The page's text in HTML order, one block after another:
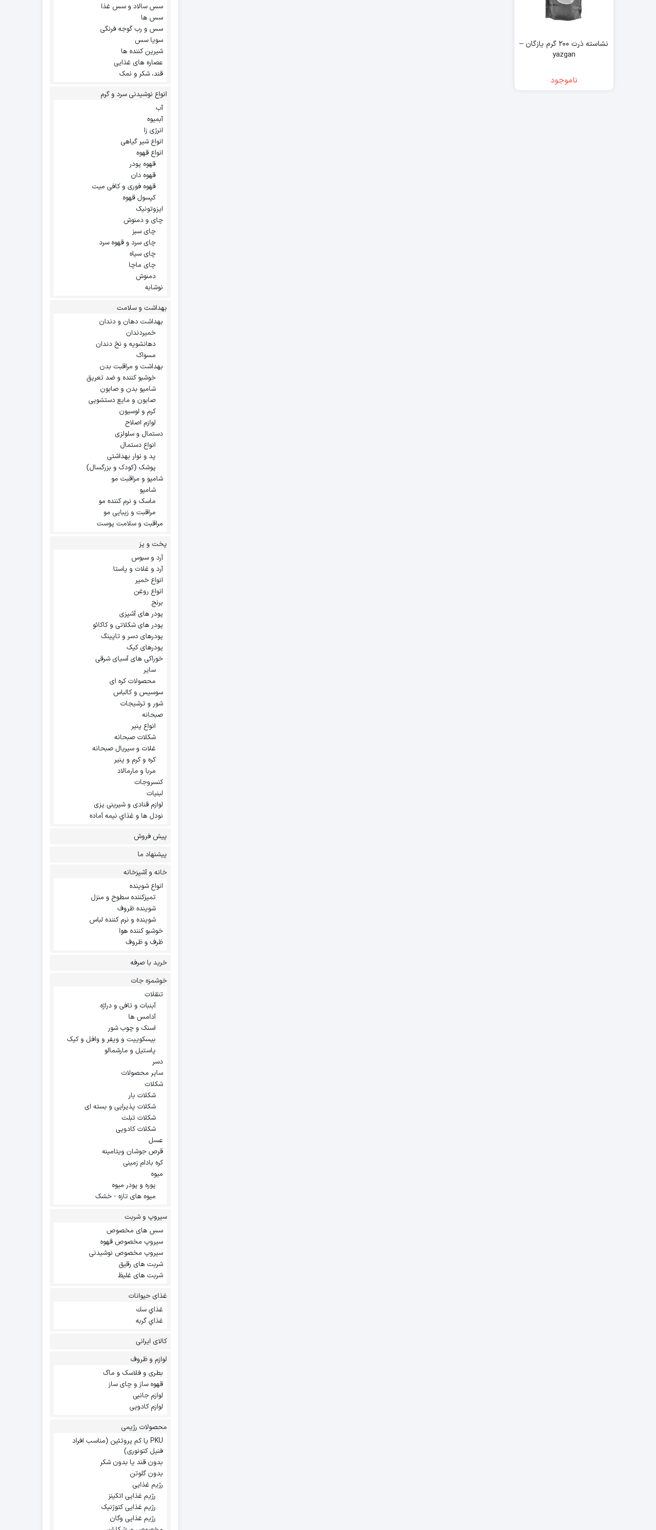
نشاسته ذرت ۲۰۰ گرم یازگان –
yazgan
ناموجود
سس سالاد و سس غذا
سس ها
سس و رب گوجه فرنگی
سویا سس
شیرین کننده ها
عصاره های غذایی
قند، شکر و نمک
انواع نوشیدنی سرد و گرم
آب
آبمیوه
انرژی زا
انواع شیر گیاهی
انواع قهوه
قهوه پودر
قهوه دان
قهوه فوری و کافی میت
کپسول قهوه
ایزوتونیک
چای و دمنوش
چای سبز
چای سرد و قهوه سرد
چای سیاه
چای ماچا
دمنوش
نوشابه
بهداشت و سلامت
بهداشت دهان و دندان
خمیردندان
دهانشویه و نخ دندان
مسواک
بهداشت و مراقبت بدن
خوشبو کننده و ضد تعریق
شامپو بدن و صابون
صابون و مایع دستشویی
کرم و لوسیون
لوازم اصلاح
دستمال و سلولزی
انواع دستمال
پد و نوار بهداشتی
پوشک (کودک و بزرگسال)
شامپو و مراقبت مو
شامپو
ماسک و نرم کننده مو
مراقبت و زیبایی مو
مراقبت و سلامت پوست
پخت و پز
آرد و سبوس
آرد و غلات و پاستا
انواع خمیر
انواع روغن
برنج
پودر های آشپزی
پودر های شکلاتی و کاکائو
پودرهای دسر و تاپینگ
پودرهای کیک
خوراکی های آسیای شرقی
سایر
محصولات کره ای
سوسیس و کالباس
شور و ترشیجات
صبحانه
انواع پنیر
شکلات صبحانه
غلات و سیریال صبحانه
کره و کرم و پنیر
مربا و مارمالاد
کنسروجات
لبنیات
لوازم قنادی و شیرینی پزی
نودل ها و غذاي نيمه آماده
پیش فروش
پیشنهاد ما
خانه و آشپزخانه
انواع شوینده
تمیزکننده سطوح و منزل
شوینده ظروف
شوینده و نرم کننده لباس
خوشبو کننده هوا
ظرف و ظروف
خرید با صرفه
خوشمزه جات
تنقلات
آبنبات و تافی و دراژه
آدامس ها
اسنک و چوب شور
بیسکوییت و ویفر و وافل و کیک
پاستیل و مارشمالو
دسر
سایر محصولات
شکلات
شکلات بار
شکلات پذیرایی و بسته ای
شکلات تبلت
شکلات کادویی
عسل
قرص جوشان ویتامینه
کره بادام زمینی
میوه
پوره و پودر میوه
میوه های تازه - خشک
سیروپ و شربت
سس های مخصوص
سیروپ مخصوص قهوه
سیروپ مخصوص نوشیدنی
شربت های رقیق
شربت های غلیظ
غذای حیوانات
غذاي سك
غذاي گربه
کالای ایرانی
لوازم و ظروف
بطری و فلاسک و ماگ
قهوه ساز و چای ساز
لوازم جانبی
لوازم کادویی
محصولات رژیمی
PKU یا کم پروتئین (مناسب افراد
فنیل کتونوری)
بدون قند یا بدون شکر
بدون گلوتن
رژیم غذایی
رژیم غذایی اتکینز
رژیم غذایی کتوژنیک
رژیم غذایی وگان